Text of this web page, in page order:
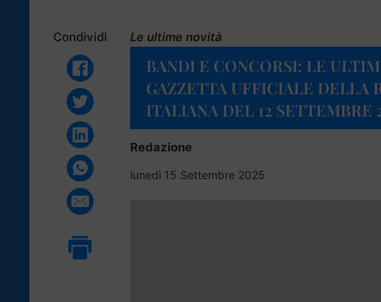
Condividi Le ultime novità
BANDI E CONCORSI: LE
GAZZETTA UFFICIALE DELLA
ITALIANA DEL 12 SETTEMBRE
Redazione
lunedì 15 Settembre 2025